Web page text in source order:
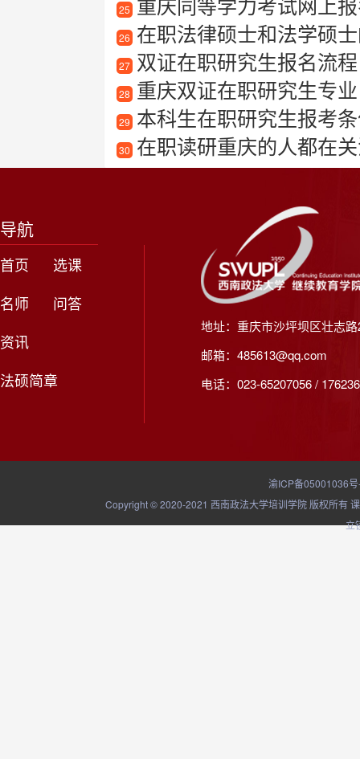
25
26 在职法律硕士和法学硕
27 双证在职研究生报名流程
28 重庆双证在职研究生专业
29 本科生在职研究生报考
30 在职读研重庆的人都在
导航
首页
选课
名师
问答
资讯
法硕简章
地址：重庆市沙坪坝区壮志
邮箱：485613@qq.com
电话：023-65207056 /
渝ICP备05001036
Copyright © 2020-2021 西南政法大学培训学院 版权所有
立